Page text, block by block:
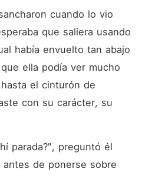
cuando lo vio
que saliera usando
había envuelto tan abajo
ella podía ver mucho
el cinturón de
con su carácter, su
parada?", preguntó él
de ponerse sobre